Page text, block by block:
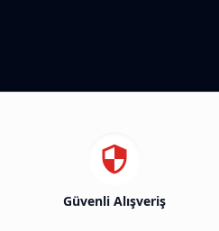
Güvenli Alışveriş